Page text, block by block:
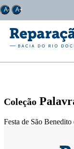
A- A+
Coleção
Festa de São